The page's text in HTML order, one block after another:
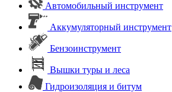
Автомобильный инструмент
Аккумуляторный инструмент
Бензоинструмент
Вышки туры и леса
Гидроизоляция и битум